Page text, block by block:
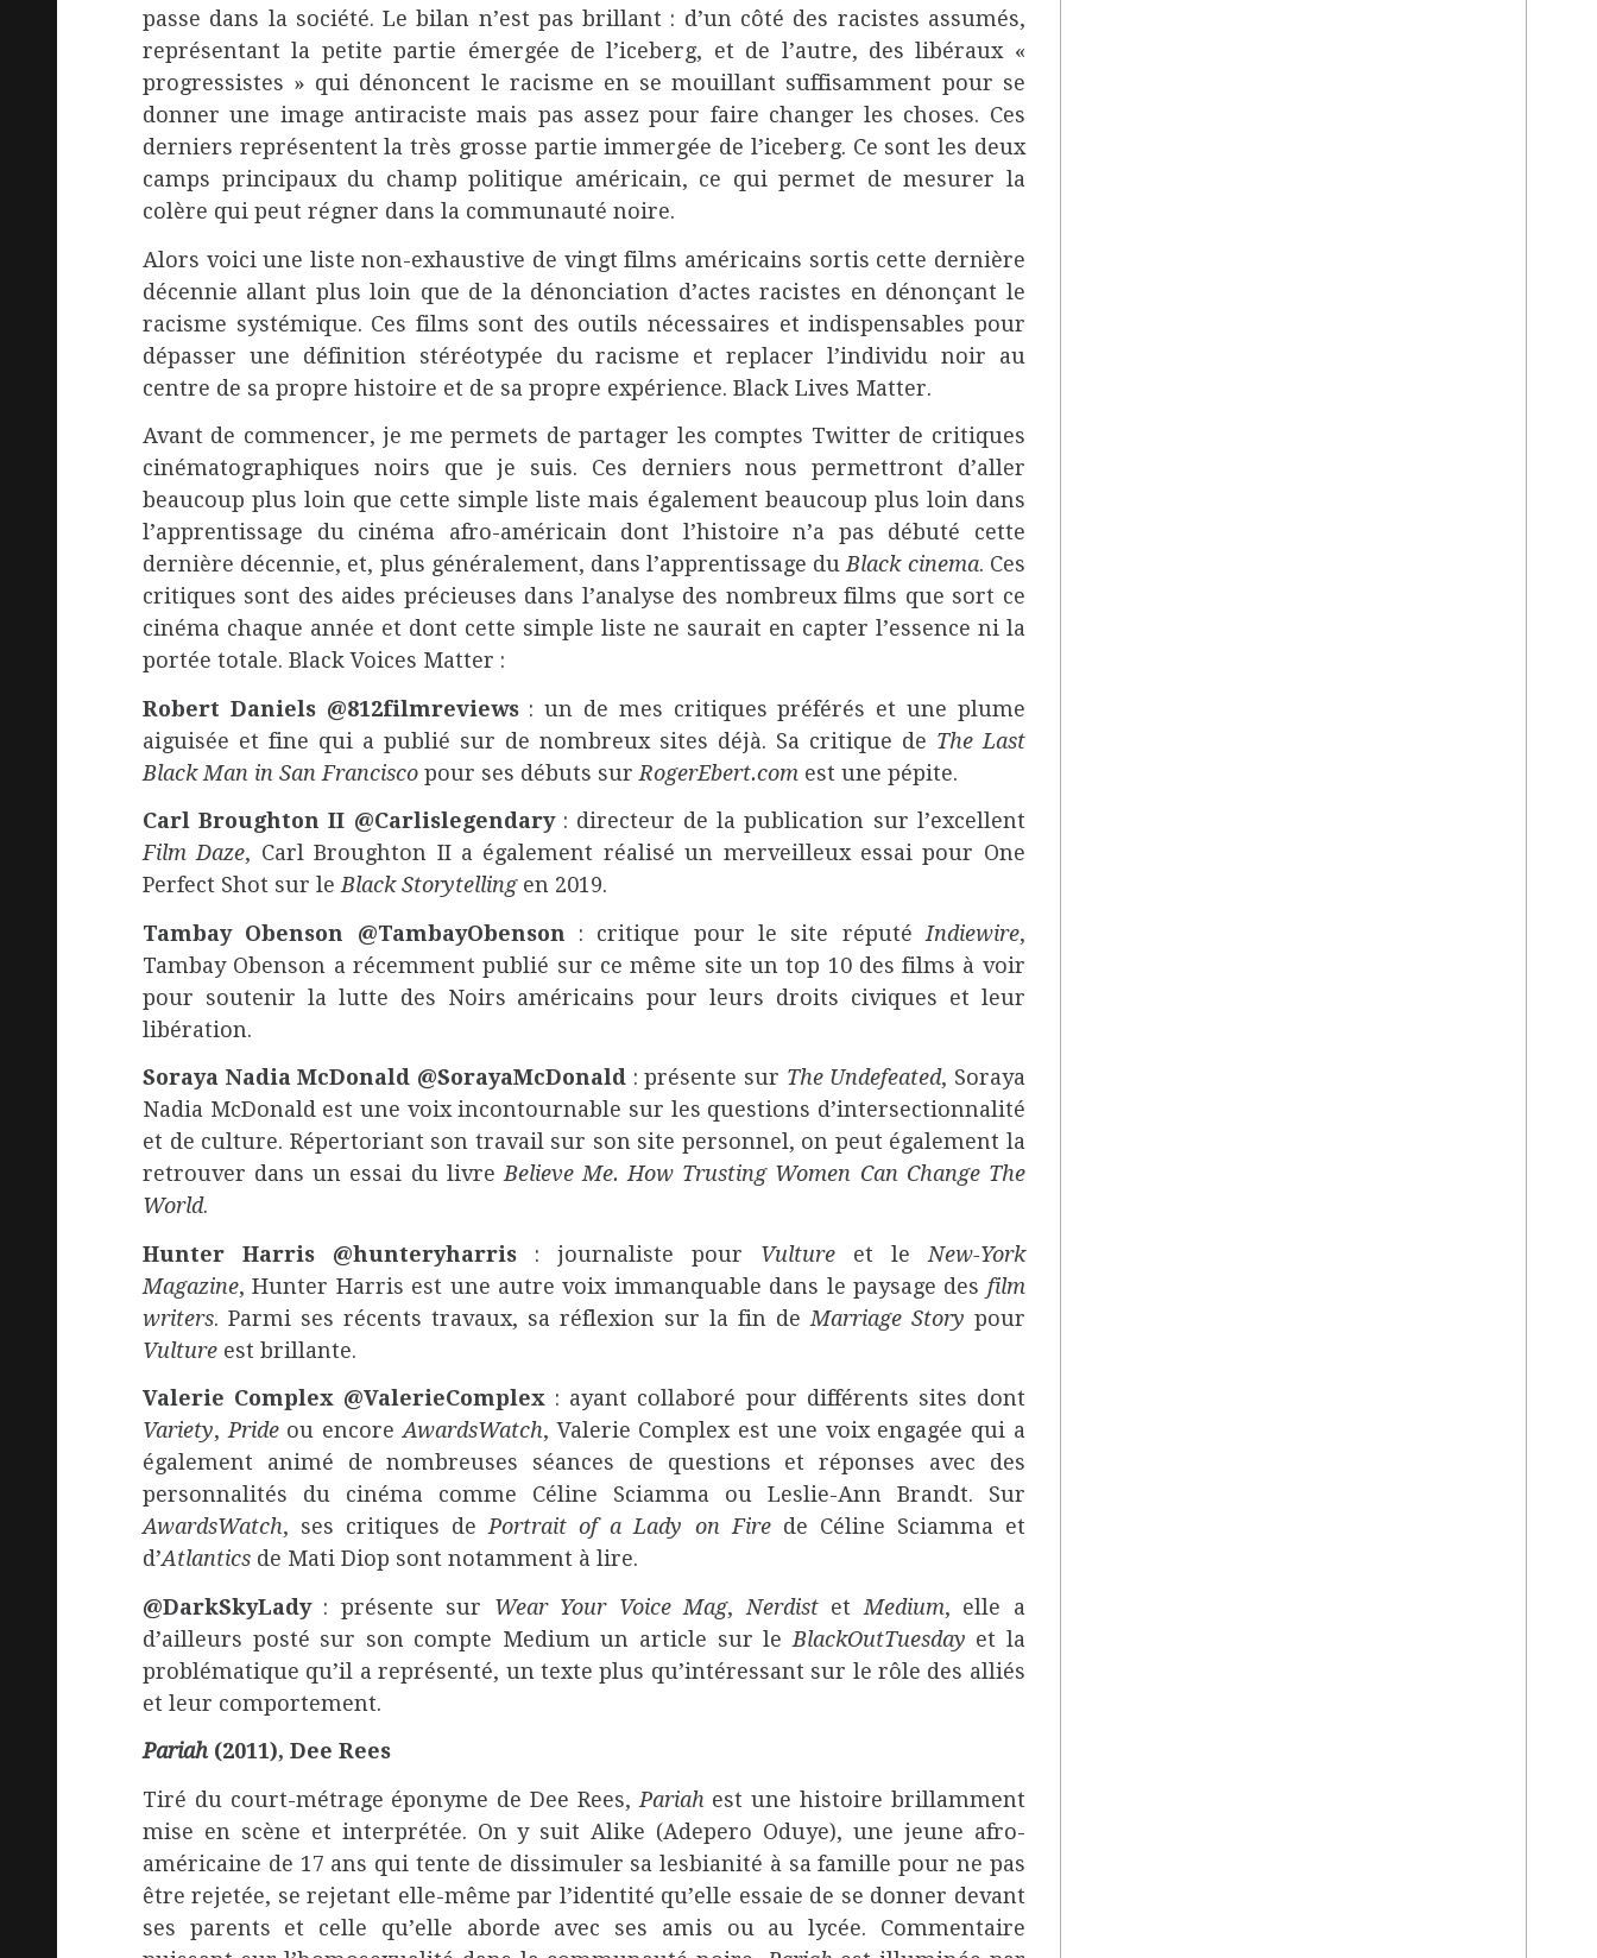
passe dans la société. Le bilan n’est pas brillant : d’un côté des racistes assumés,
représentant la petite partie émergée de l’iceberg, et de l’autre, des libéraux «
progressistes » qui dénoncent le racisme en se mouillant suffisamment pour se
donner une image antiraciste mais pas assez pour faire changer les choses. Ces
derniers représentent la très grosse partie immergée de l’iceberg. Ce sont les deux
camps principaux du champ politique américain, ce qui permet de mesurer la
colère qui peut régner dans la communauté noire.
Alors voici une liste non-exhaustive de vingt films américains sortis cette dernière
décennie allant plus loin que de la dénonciation d’actes racistes en dénonçant le
racisme systémique. Ces films sont des outils nécessaires et indispensables pour
dépasser une définition stéréotypée du racisme et replacer l’individu noir au
centre de sa propre histoire et de sa propre expérience. Black Lives Matter.
Avant de commencer, je me permets de partager les comptes Twitter de critiques
cinématographiques noirs que je suis. Ces derniers nous permettront d’aller
beaucoup plus loin que cette simple liste mais également beaucoup plus loin dans
l’apprentissage du cinéma afro-américain dont l’histoire n’a pas débuté cette
dernière décennie, et, plus généralement, dans l’apprentissage du Black cinema. Ces
critiques sont des aides précieuses dans l’analyse des nombreux films que sort ce
cinéma chaque année et dont cette simple liste ne saurait en capter l’essence ni la
portée totale. Black Voices Matter :
Robert Daniels @812filmreviews : un de mes critiques préférés et une plume
aiguisée et fine qui a publié sur de nombreux sites déjà. Sa critique de The Last
Black Man in San Francisco pour ses débuts sur RogerEbert.com est une pépite.
Carl Broughton II @Carlislegendary : directeur de la publication sur l’excellent
Film Daze, Carl Broughton II a également réalisé un merveilleux essai pour One
Perfect Shot sur le Black Storytellingen 2019.
Tambay Obenson @TambayObenson : critique pour le site réputé Indiewire,
Tambay Obenson a récemment publié sur ce même site un top 10 des films à voir
pour soutenir la lutte des Noirs américains pour leurs droits civiques et leur
libération.
Soraya Nadia McDonald @SorayaMcDonald : présente sur The Undefeated, Soraya
Nadia McDonald est une voix incontournable sur les questions d’intersectionnalité
et de culture. Répertoriant son travail sur son site personnel, on peut également la
retrouver dans un essai du livre Believe Me. How Trusting Women Can Change The
World.
Hunter Harris @hunteryharris : journaliste pour Vulture et le New-York
Magazine, Hunter Harris est une autre voix immanquable dans le paysage des film
writers. Parmi ses récents travaux, sa réflexion sur la fin de Marriage Story pour
Vulture est brillante.
Valerie Complex @ValerieComplex : ayant collaboré pour différents sites dont
Variety, Pride ou encore AwardsWatch, Valerie Complex est une voix engagée qui a
également animé de nombreuses séances de questions et réponses avec des
personnalités du cinéma comme Céline Sciamma ou Leslie-Ann Brandt. Sur
AwardsWatch, ses critiques de Portrait of a Lady on Firede Céline Sciamma et
d’Atlantics de Mati Diop sont notamment à lire.
@DarkSkyLady : présente sur Wear Your Voice Mag, Nerdist et Medium, elle a
d’ailleurs posté sur son compte Medium un article sur le BlackOutTuesday et la
problématique qu’il a représenté, un texte plus qu’intéressant sur le rôle des alliés
et leur comportement.
Pariah (2011), Dee Rees
Tiré du court-métrage éponyme de Dee Rees, Pariah est une histoire brillamment
mise en scène et interprétée. On y suit Alike (Adepero Oduye), une jeune afro-
américaine de 17 ans qui tente de dissimuler sa lesbianité à sa famille pour ne pas
être rejetée, se rejetant elle-même par l’identité qu’elle essaie de se donner devant
ses parents et celle qu’elle aborde avec ses amis ou au lycée. Commentaire